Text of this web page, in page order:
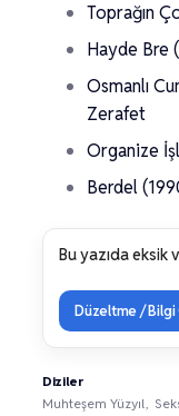
Toprağın
Hayde Bre
Osmanlı
Zerafet
Organize
Berdel
Bu yazıda eksik
Düzeltme / Bilgi
Diziler
Muhteşem Yüzyıl